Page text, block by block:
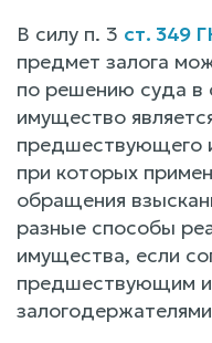
В силу п. 3 ст. 349
предмет залога
по решению суда в
имущество
предшествующего
при которых
обращения
разные способы
имущества, если
предшествующим